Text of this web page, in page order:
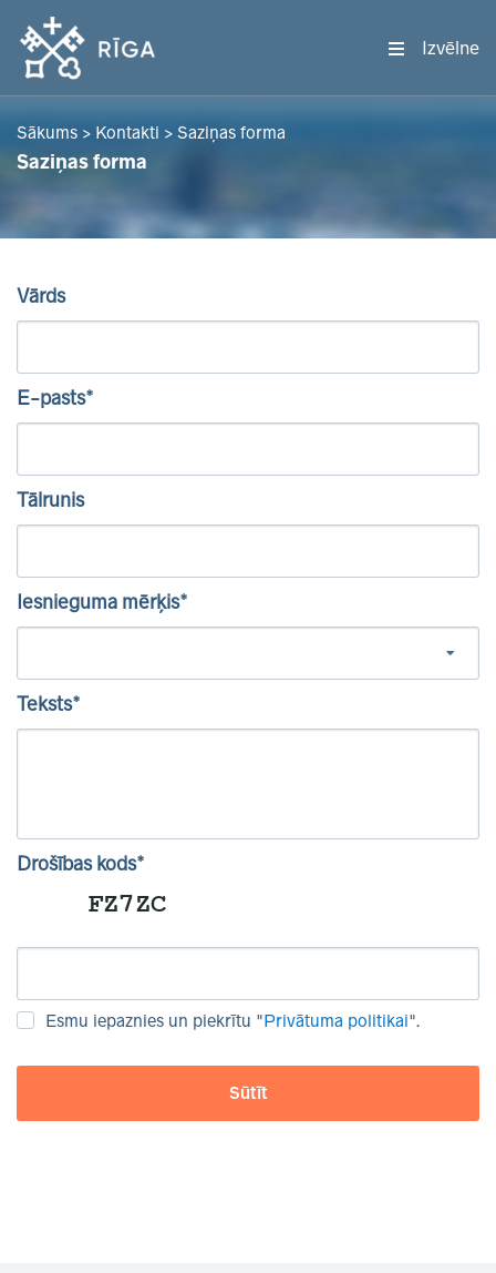
Izvēlne
Sākums > Kontakti > Saziņas forma
Saziņas forma
Vārds
E-pasts*
Tālrunis
Iesnieguma mērķis*
Teksts*
Drošības kods*
Esmu iepaznies un piekrītu "Privātuma politikai".
Sūtīt